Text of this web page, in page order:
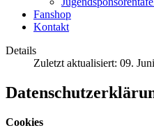
Fanshop
Kontakt
Details
Zuletzt aktualisiert: 09.
Cookies